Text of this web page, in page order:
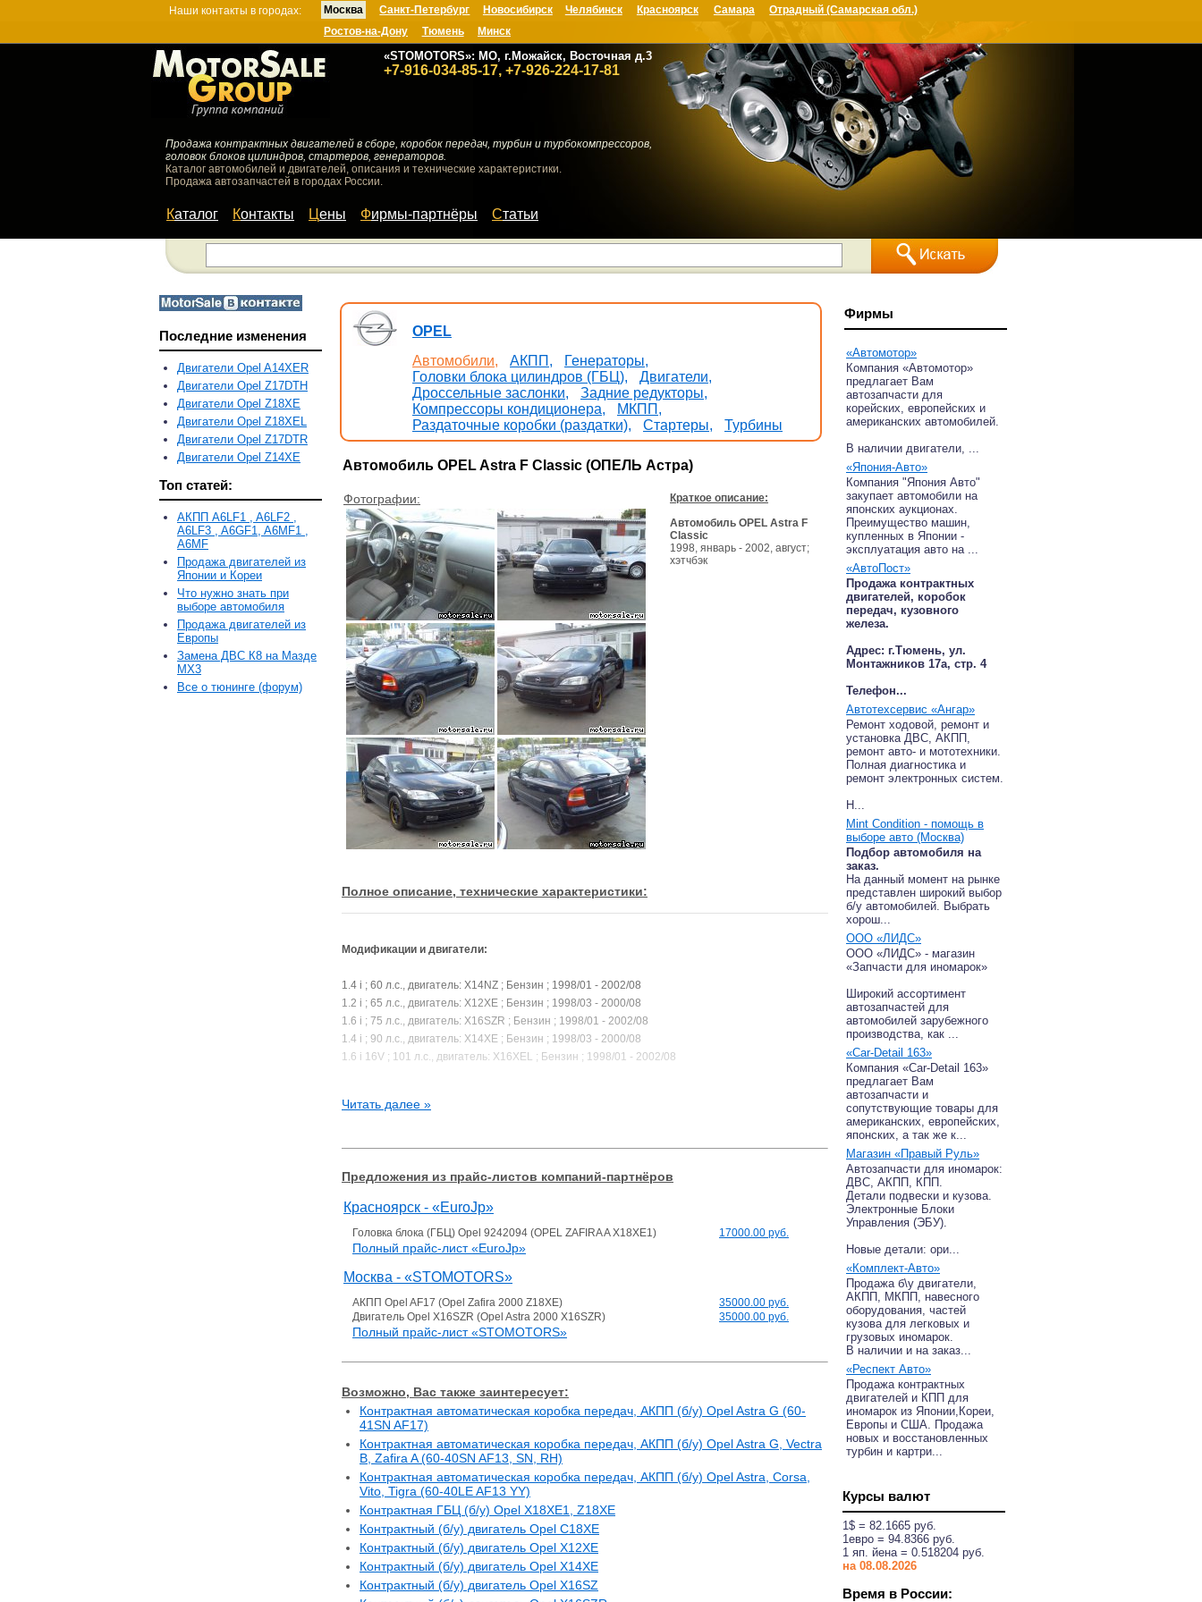
Наши контакты в городах: Москва
«STOMOTORS»: МО, г.Можайск, Восточная д.3
+7-916-034-85-17, +7-926-224-17-81
Санкт-Петербург Новосибирск Челябинск Красноярск Самара
Отрадный (Самарская обл.)
Ростов-на-Дону
Тюмень Минск
Продажа контрактных двигателей в сборе, коробок передач, турбин и турбокомпрессоров,
головок блоков цилиндров, стартеров, генераторов.
Каталог автомобилей и двигателей, описания и технические характеристики.
Продажа автозапчастей в городах России.
Каталог Контакты Цены Фирмы-партнёры Статьи
Последние изменения
Двигатели Opel A14XER
Двигатели Opel Z17DTH
Двигатели Opel Z18XE
Двигатели Opel Z18XEL
Двигатели Opel Z17DTR
Двигатели Opel Z14XE
Топ статей:
АКПП A6LF1 , A6LF2 ,
A6LF3 , A6GF1, A6MF1 ,
A6MF
Продажа двигателей из
Японии и Кореи
Что нужно знать при
выборе автомобиля
Продажа двигателей из
Европы
Замена ДВС К8 на Мазде
MX3
Все о тюнинге (форум)
OPEL
Автомобили,
АКПП,
Генераторы,
Головки блока цилиндров (ГБЦ),
Двигатели,
Дроссельные заслонки,
Задние редукторы,
Компрессоры кондиционера,
МКПП,
Раздаточные коробки (раздатки),
Стартеры, Турбины
Автомобиль OPEL Astra F Classic (ОПЕЛЬ Астра)
Фотографии:
Краткое описание:
Автомобиль OPEL Astra F
Classic
1998, январь - 2002, август;
хэтчбэк
Полное описание, технические характеристики:
Модификации и двигатели:
1.4 i ; 60 л.с., двигатель: X14NZ ; Бензин ; 1998/01 - 2002/08
1.2 i ; 65 л.с., двигатель: X12XE ; Бензин ; 1998/03 - 2000/08
1.6 i ; 75 л.с., двигатель: X16SZR ; Бензин ; 1998/01 - 2002/08
1.4 i ; 90 л.с., двигатель: X14XE ; Бензин ; 1998/03 - 2000/08
1.6 i 16V ; 101 л.с., двигатель: X16XEL ; Бензин ; 1998/01 - 2002/08
2.0 i ; 160 л.с., двигатель: X20XER ; Бензин ; 1999/10 - 2000/08
Читать далее »
Предложения из прайс-листов компаний-партнёров
Красноярск - «EuroJp»
Головка блока (ГБЦ) Opel 9242094 (OPEL ZAFIRA A X18XE1) 17000.00 руб.
Полный прайс-лист «EuroJp»
Москва - «STOMOTORS»
АКПП Opel AF17 (Opel Zafira 2000 Z18XE)
35000.00 руб.
Двигатель Opel X16SZR (Opel Astra 2000 X16SZR)
35000.00 руб.
Полный прайс-лист «STOMOTORS»
Возможно, Вас также заинтересует:
Контрактная автоматическая коробка передач, АКПП (б/у) Opel Astra G (60-
41SN AF17)
Контрактная автоматическая коробка передач, АКПП (б/у) Opel Astra G, Vectra
B, Zafira A (60-40SN AF13, SN, RH)
Контрактная автоматическая коробка передач, АКПП (б/у) Opel Astra, Corsa,
Vito, Tigra (60-40LE AF13 YY)
Контрактная ГБЦ (б/у) Opel X18XE1, Z18XE
Контрактный (б/у) двигатель Opel C18XE
Контрактный (б/у) двигатель Opel X12XE
Контрактный (б/у) двигатель Opel X14XE
Контрактный (б/у) двигатель Opel X16SZ
Фирмы
«Автомотор»
Компания «Автомотор»
предлагает Вам
автозапчасти для
корейских, европейских и
американских автомобилей.
В наличии двигатели, ...
«Япония-Авто»
Компания "Япония Авто"
закупает автомобили на
японских аукционах.
Преимущество машин,
купленных в Японии -
эксплуатация авто на ...
«АвтоПост»
Продажа контрактных
двигателей, коробок
передач, кузовного
железа.
Адрес: г.Тюмень, ул.
Монтажников 17а, стр. 4
Телефон...
Автотехсервис «Ангар»
Ремонт ходовой, ремонт и
установка ДВС, АКПП,
ремонт авто- и мототехники.
Полная диагностика и
ремонт электронных систем.
Н...
Mint Condition - помощь в
выборе авто (Москва)
Подбор автомобиля на
заказ.
На данный момент на рынке
представлен широкий выбор
б/у автомобилей. Выбрать
хорош...
ООО «ЛИДС»
ООО «ЛИДС» - магазин
«Запчасти для иномарок»
Широкий ассортимент
автозапчастей для
автомобилей зарубежного
производства, как ...
«Car-Detail 163»
Компания «Car-Detail 163»
предлагает Вам
автозапчасти и
сопутствующие товары для
американских, европейских,
японских, а так же к...
Магазин «Правый Руль»
Автозапчасти для иномарок:
ДВС, АКПП, КПП.
Детали подвески и кузова.
Электронные Блоки
Управления (ЭБУ).
Новые детали: ори...
«Комплект-Авто»
Продажа б\у двигатели,
АКПП, МКПП, навесного
оборудования, частей
кузова для легковых и
грузовых иномарок.
В наличии и на заказ...
«Респект Авто»
Продажа контрактных
двигателей и КПП для
иномарок из Японии,Кореи,
Европы и США. Продажа
новых и восстановленных
турбин и картри...
Курсы валют
1$ = 82.1665 руб.
1eвро = 94.8366 руб.
1 яп. йена = 0.518204 руб.
на 08.08.2026
Время в России: